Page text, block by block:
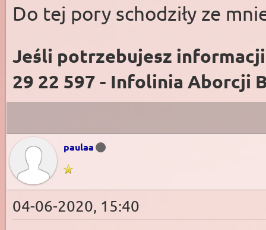
Do tej pory schodziły ze
Jeśli potrzebujesz
29 22 597 - Infolinia Aborcji
paulaa
04-06-2020, 15:40